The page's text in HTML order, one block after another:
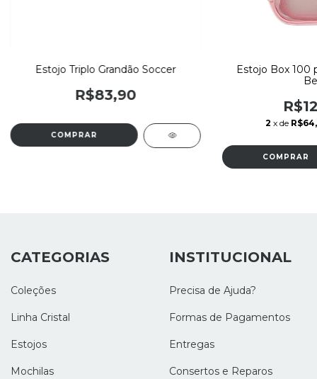
Estojo Triplo Grandão Soccer
R$83,90
Estojo Box 100
2 x de
CATEGORIAS
Coleções
Linha Cristal
Estojos
Mochilas
INSTITUCIONAL
Precisa de Ajuda?
Formas de Pagamentos
Entregas
Consertos e Reparos